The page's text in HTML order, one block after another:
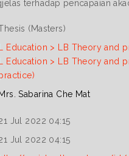
terhadap pencapaian
(Masters)
L Education > LB Theory and
L Education > LB Theory and
Mrs. Sabarina Che Mat
Jul 2022 04:15
Jul 2022 04:15